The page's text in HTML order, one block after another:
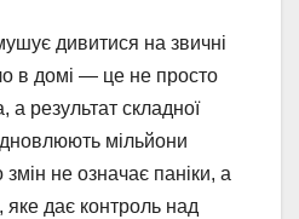
дивитися на звичні
в домі — це не просто
а результат складної
мільйони
не означає паніки, а
дає контроль над